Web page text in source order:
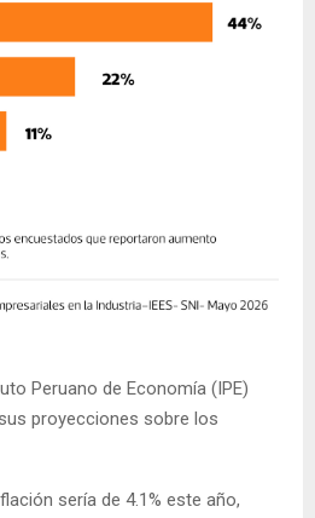
Peruano de Economía (IPE)
sus proyecciones sobre los
sería de 4.1% este año,